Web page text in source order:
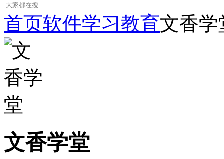
首页软件学习教育文香学
文香学堂